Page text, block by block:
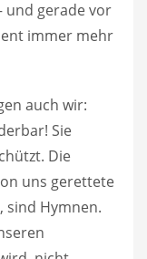
und gerade vor
immer mehr
auch wir:
Sie
Die
uns gerettete
sind Hymnen.